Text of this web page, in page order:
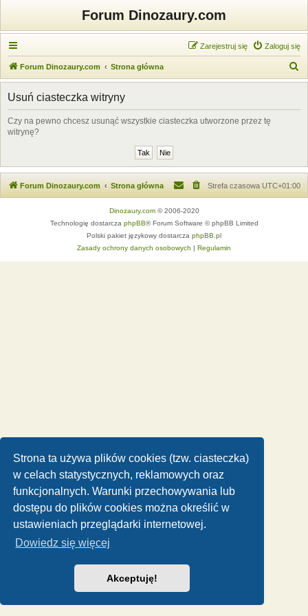
Strona ta używa plików cookies (tzw. ciasteczka)
w celach statystycznych, reklamowych oraz
funkcjonalnych. Warunki przechowywania lub
dostępu do plików cookies można określić w
ustawieniach przeglądarki internetowej.
Dowiedz się więcej
Akceptuję!
Forum Dinozaury.com
Zaloguj się
Zarejestruj się
Forum Dinozaury.com Strona główna
z
Usuń ciasteczka witryny
Czy na pewno chcesz usunąć wszystkie ciasteczka utworzone przez tę
witrynę?
Forum Dinozaury.com Strona główna Strefa czasowa UTC+01:00
Dinozaury.com© 2006-2020
Technologię dostarcza phpBB® Forum Software © phpBB Limited
Polski pakiet językowy dostarcza phpBB.pl
Zasady ochrony danych osobowych | Regulamin